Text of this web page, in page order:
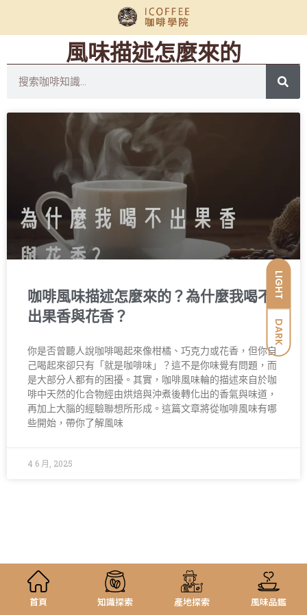
LIGHT
DARK
風味描述怎麼來的
咖啡風味描述怎麼來的？為什麼我喝不
出果香與花香？
你是否曾聽人說咖啡喝起來像柑橘、巧克力或花香，但你自
己喝起來卻只有「就是咖啡味」？這不是你味覺有問題，而
是大部分人都有的困擾。其實，咖啡風味輪的描述來自於咖
啡中天然的化合物經由烘焙與沖煮後轉化出的香氣與味道，
再加上大腦的經驗聯想所形成。這篇文章將從咖啡風味有哪
些開始，帶你了解風味
4 6 月, 2025
首頁 知識探索 產地探索 風味品鑑